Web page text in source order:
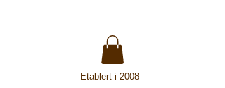
Etablert i 2008